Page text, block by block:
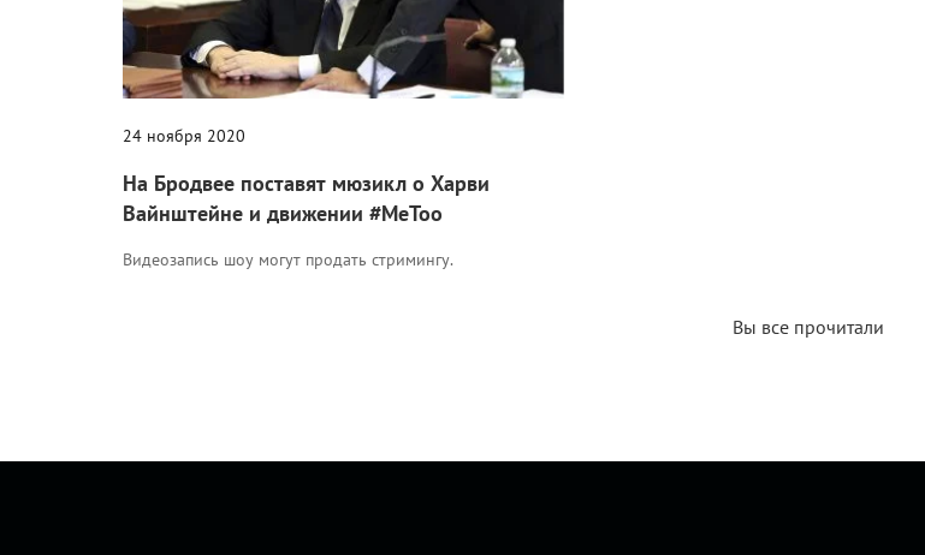
24 ноября 2020
На Бродвее поставят мюзикл о Харви
Вайнштейне и движении #MeToo
Видеозапись шоу могут продать стримингу.
Вы все прочитали